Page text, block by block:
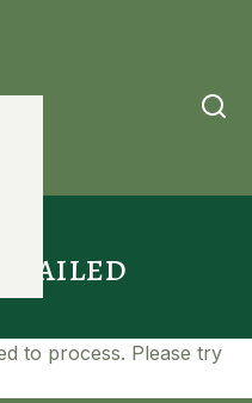
Failed
to process. Please try